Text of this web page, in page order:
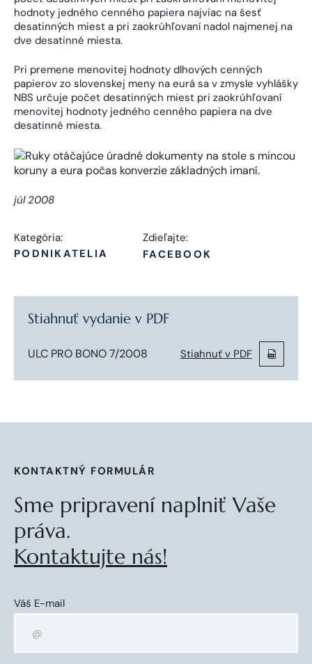
hodnoty jedného cenného papiera najviac na šesť
desatinných miest a pri zaokrúhľovaní nadol najmenej na
dve desatinné miesta.
Pri premene menovitej hodnoty dlhových cenných
papierov zo slovenskej meny na eurá sa v zmysle vyhlášky
NBS určuje počet desatinných miest pri zaokrúhľovaní
menovitej hodnoty jedného cenného papiera na dve
desatinné miesta.
júl 2008
Kategória:
PODNIKATELIA
Zdieľajte:
FACEBOOK
Stiahnuť vydanie v PDF
ULC PRO BONO 7/2008 Stiahnuť v PDF
KONTAKTNÝ FORMULÁR
Sme pripravení naplniť Vaše
práva.
Kontaktujte nás!
Váš E-mail